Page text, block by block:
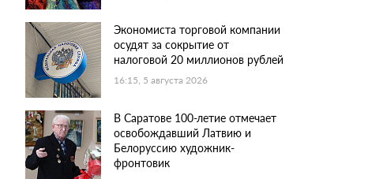
Экономиста торговой компании
осудят за сокрытие от
налоговой 20 миллионов рублей
16:15, 5 августа 2026
В Саратове 100-летие отмечает
освобождавший Латвию и
Белоруссию художник-
фронтовик